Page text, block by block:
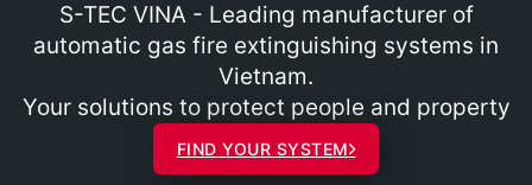
S-TEC VINA - Leading manufacturer of
automatic gas fire extinguishing systems in
Vietnam.
Your solutions to protect people and property
FIND YOUR SYSTEM